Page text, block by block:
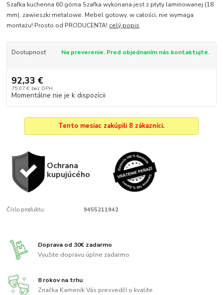
Szafka kuchenna 60 górna Szafka wykonana jest z płyty laminowanej (18
mm), zawieszki metalowe. Mebel gotowy, w całości, nie wymaga
montażu! Prosto od PRODUCENTA! celý popis
Dostupnosť Na preverenie. Pred objednaním nás kontaktujte.
92,33 €
75,07 € bez DPH
Momentálne nie je k dispozícii
Tento mesiac zakúpili 8 zákazníci.
Ochrana
kupujúcého
Číslo produktu: 9455211942
Doprava od 30€ zadarmo
Využite dopravu úplne zadarmo
8 rokov na trhu
Značka Kameník Vás presvedčí o kvalite